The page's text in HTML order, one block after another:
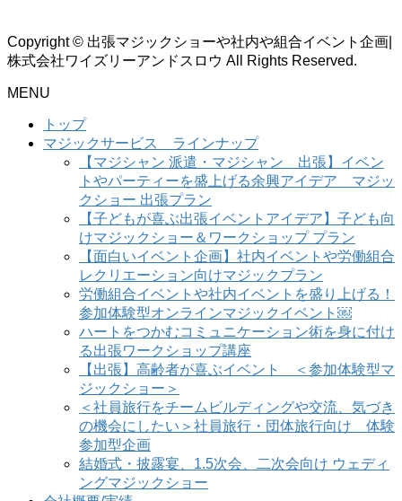
Copyright © 出張マジックショーや社内や組合イベント企画|
株式会社ワイズリーアンドスロウ All Rights Reserved.
MENU
トップ
マジックサービス ラインナップ
【マジシャン 派遣・マジシャン 出張】イベン
トやパーティーを盛上げる余興アイデア マジッ
クショー 出張プラン
【子どもが喜ぶ出張イベントアイデア】子ども向
けマジックショー＆ワークショップ プラン
【面白いイベント企画】社内イベントや労働組合
レクリエーション向けマジックプラン
労働組合イベントや社内イベントを盛り上げる！
参加体験型オンラインマジックイベント￼
ハートをつかむコミュニケーション術を身に付け
る出張ワークショップ講座
【出張】高齢者が喜ぶイベント ＜参加体験型マ
ジックショー＞
＜社員旅行をチームビルディングや交流、気づき
の機会にしたい＞社員旅行・団体旅行向け 体験
参加型企画
結婚式・披露宴、1.5次会、二次会向け ウェディ
ングマジックショー